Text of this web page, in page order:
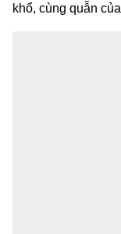
khổ, cùng quẫn